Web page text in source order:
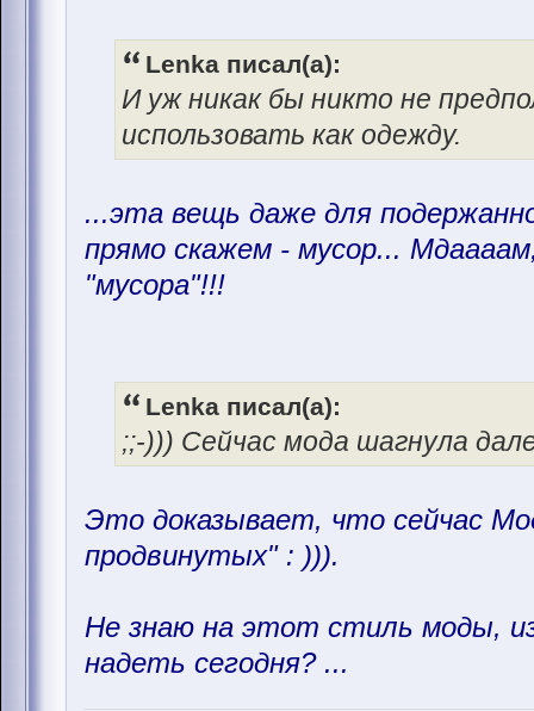
Lenka писал(а):
И уж никак бы никто не
использовать как одежду.
...эта вещь даже для
прямо скажем - мусор...
"мусора"!!!
Lenka писал(а):
;;-))) Сейчас мода шагнула
Это доказывает, что сейчас
продвинутых" : ))).
Не знаю на этот стиль моды,
надеть сегодня? ...